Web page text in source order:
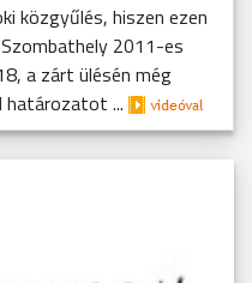
közgyűlés, hiszen ezen
2011-es
a zárt ülésén még
határozatot ...